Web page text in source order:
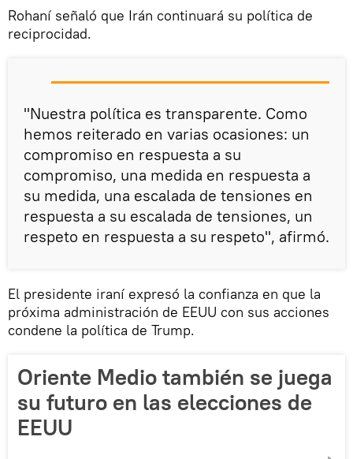
Rohaní señaló que Irán continuará su política de
reciprocidad.
"Nuestra política es transparente. Como
hemos reiterado en varias ocasiones: un
compromiso en respuesta a su
compromiso, una medida en respuesta a
su medida, una escalada de tensiones en
respuesta a su escalada de tensiones, un
respeto en respuesta a su respeto", afirmó.
El presidente iraní expresó la confianza en que la
próxima administración de EEUU con sus acciones
condene la política de Trump.
Oriente Medio también se juega
su futuro en las elecciones de
EEUU